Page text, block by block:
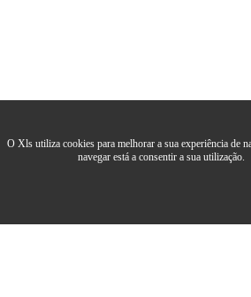
O Xls utiliza cookies para melhorar a sua experiência de
navegar está a consentir a sua utilização.